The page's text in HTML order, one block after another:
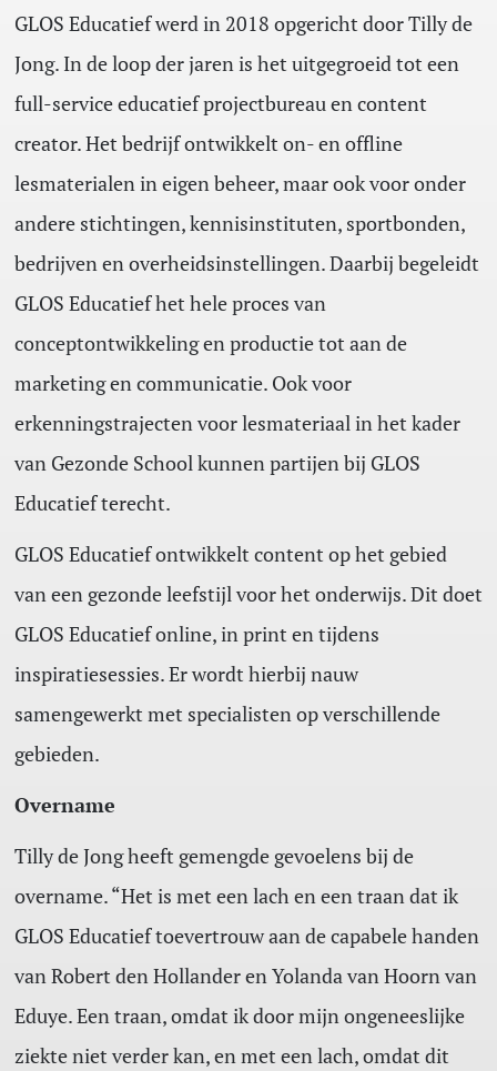
GLOS Educatief werd in 2018 opgericht door Tilly de
Jong. In de loop der jaren is het uitgegroeid tot een
full-service educatief projectbureau en content
creator. Het bedrijf ontwikkelt on- en offline
lesmaterialen in eigen beheer, maar ook voor onder
andere stichtingen, kennisinstituten, sportbonden,
bedrijven en overheidsinstellingen. Daarbij begeleidt
GLOS Educatief het hele proces van
conceptontwikkeling en productie tot aan de
marketing en communicatie. Ook voor
erkenningstrajecten voor lesmateriaal in het kader
van Gezonde School kunnen partijen bij GLOS
Educatief terecht.
GLOS Educatief ontwikkelt content op het gebied
van een gezonde leefstijl voor het onderwijs. Dit doet
GLOS Educatief online, in print en tijdens
inspiratiesessies. Er wordt hierbij nauw
samengewerkt met specialisten op verschillende
gebieden.
Overname
Tilly de Jong heeft gemengde gevoelens bij de
overname. “Het is met een lach en een traan dat ik
GLOS Educatief toevertrouw aan de capabele handen
van Robert den Hollander en Yolanda van Hoorn van
Eduye. Een traan, omdat ik door mijn ongeneeslijke
ziekte niet verder kan, en met een lach, omdat dit